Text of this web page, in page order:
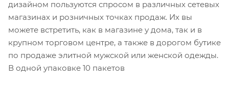
дизайном пользуются спросом в различных сетевых
магазинах и розничных точках продаж. Их вы
можете встретить, как в магазине у дома, так и в
крупном торговом центре, а также в дорогом бутике
по продаже элитной мужской или женской одежды.
В одной упаковке 10 пакетов